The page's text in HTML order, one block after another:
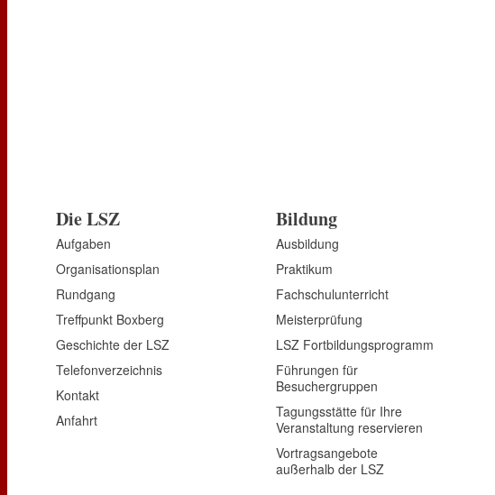
Die LSZ
Aufgaben
Organisationsplan
Rundgang
Treffpunkt Boxberg
Geschichte der LSZ
Telefonverzeichnis
Kontakt
Anfahrt
Bildung
Ausbildung
Praktikum
Fachschulunterricht
Meisterprüfung
LSZ Fortbildungsprogramm
Führungen für
Besuchergruppen
Tagungsstätte für Ihre
Veranstaltung reservieren
Vortragsangebote
außerhalb der LSZ